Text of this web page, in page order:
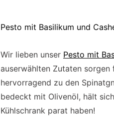
Pesto mit Basilikum und
Wir lieben unser Pesto mit
auserwählten Zutaten sorgen
hervorragend zu den
bedeckt mit Olivenöl, hält
Kühlschrank parat haben!